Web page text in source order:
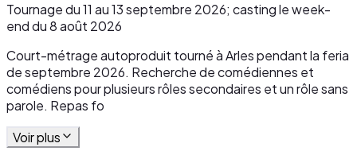
Tournage du 11 au 13 septembre 2026; casting le week-
end du 8 août 2026
Court-métrage autoproduit tourné à Arles pendant la feria
de septembre 2026. Recherche de comédiennes et
comédiens pour plusieurs rôles secondaires et un rôle sans
parole. Repas fo
Voir plus